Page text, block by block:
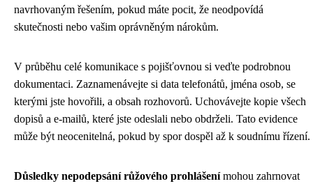
navrhovaným řešením, pokud máte pocit, že neodpovídá
skutečnosti nebo vašim oprávněným nárokům.
V průběhu celé komunikace s pojišťovnou si veďte podrobnou
dokumentaci. Zaznamenávejte si data telefonátů, jména osob, se
kterými jste hovořili, a obsah rozhovorů. Uchovávejte kopie všech
dopisů a e-mailů, které jste odeslali nebo obdrželi. Tato evidence
může být neocenitelná, pokud by spor dospěl až k soudnímu řízení.
Důsledky nepodepsání růžového prohlášenímohou zahrnovat